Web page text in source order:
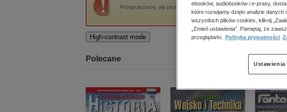
biznesowe, branżowe, gospodarka
darmowe wydania
edukacja
kobiece, lifestyle, kultura
psychologiczne
inne
popularno-
historia
zdrowie
religie
Przepraszamy, ale produkt „Taoistyczny wymiar karmy” nie jest
High-contrast mode
Polecane
ebooków, audiobooków i e-prasy,
które rozwijamy dzięki analizie
wszystkich plików cookies, kliknij
„Zmień ustawienia”. Pamiętaj, że
przeglądarki.
Polityka prywatności